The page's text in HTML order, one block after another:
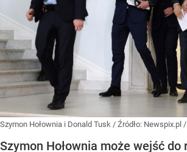
Szymon Hołownia i Donald Tusk / Źródło: Newspix.pl /
Szymon Hołownia może wejść do